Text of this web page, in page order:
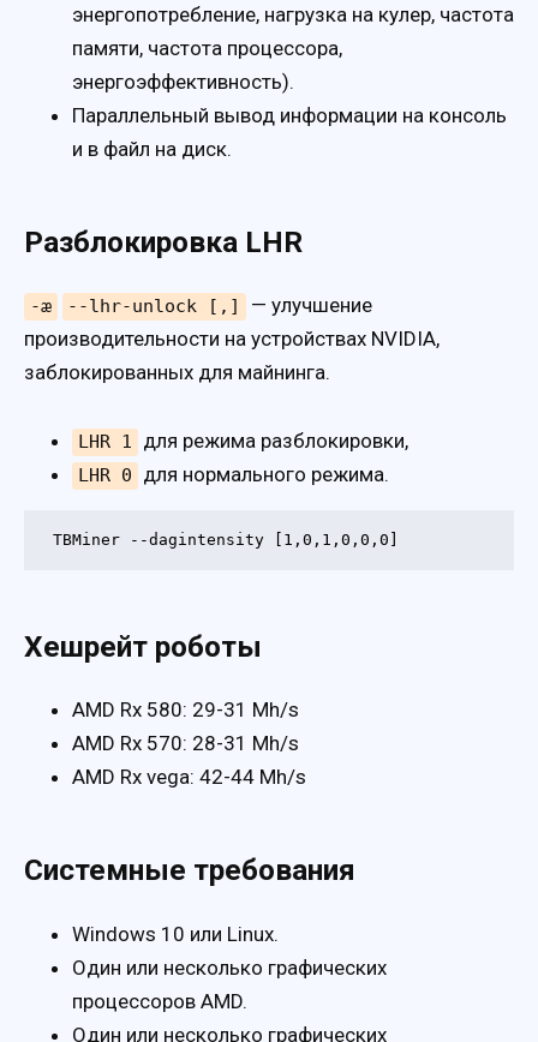
энергопотребление, нагрузка на кулер, частота
памяти, частота процессора,
энергоэффективность).
Параллельный вывод информации на консоль
и в файл на диск.
Разблокировка LHR
-æ --lhr-unlock [,]
— улучшение
производительности на устройствах NVIDIA,
заблокированных для майнинга.
LHR 1 для режима разблокировки,
LHR 0 для нормального режима.
TBMiner --dagintensity [1,0,1,0,0,0]
Хешрейт роботы
AMD Rx 580: 29-31 Mh/s
AMD Rx 570: 28-31 Mh/s
AMD Rx vega: 42-44 Mh/s
Системные требования
Windows 10 или Linux.
Один или несколько графических
процессоров AMD.
Один или несколько графических